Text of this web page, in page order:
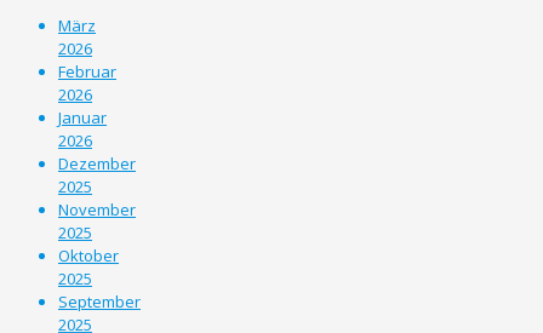
März
2026
Februar
2026
Januar
2026
Dezember
2025
November
2025
Oktober
2025
September
2025